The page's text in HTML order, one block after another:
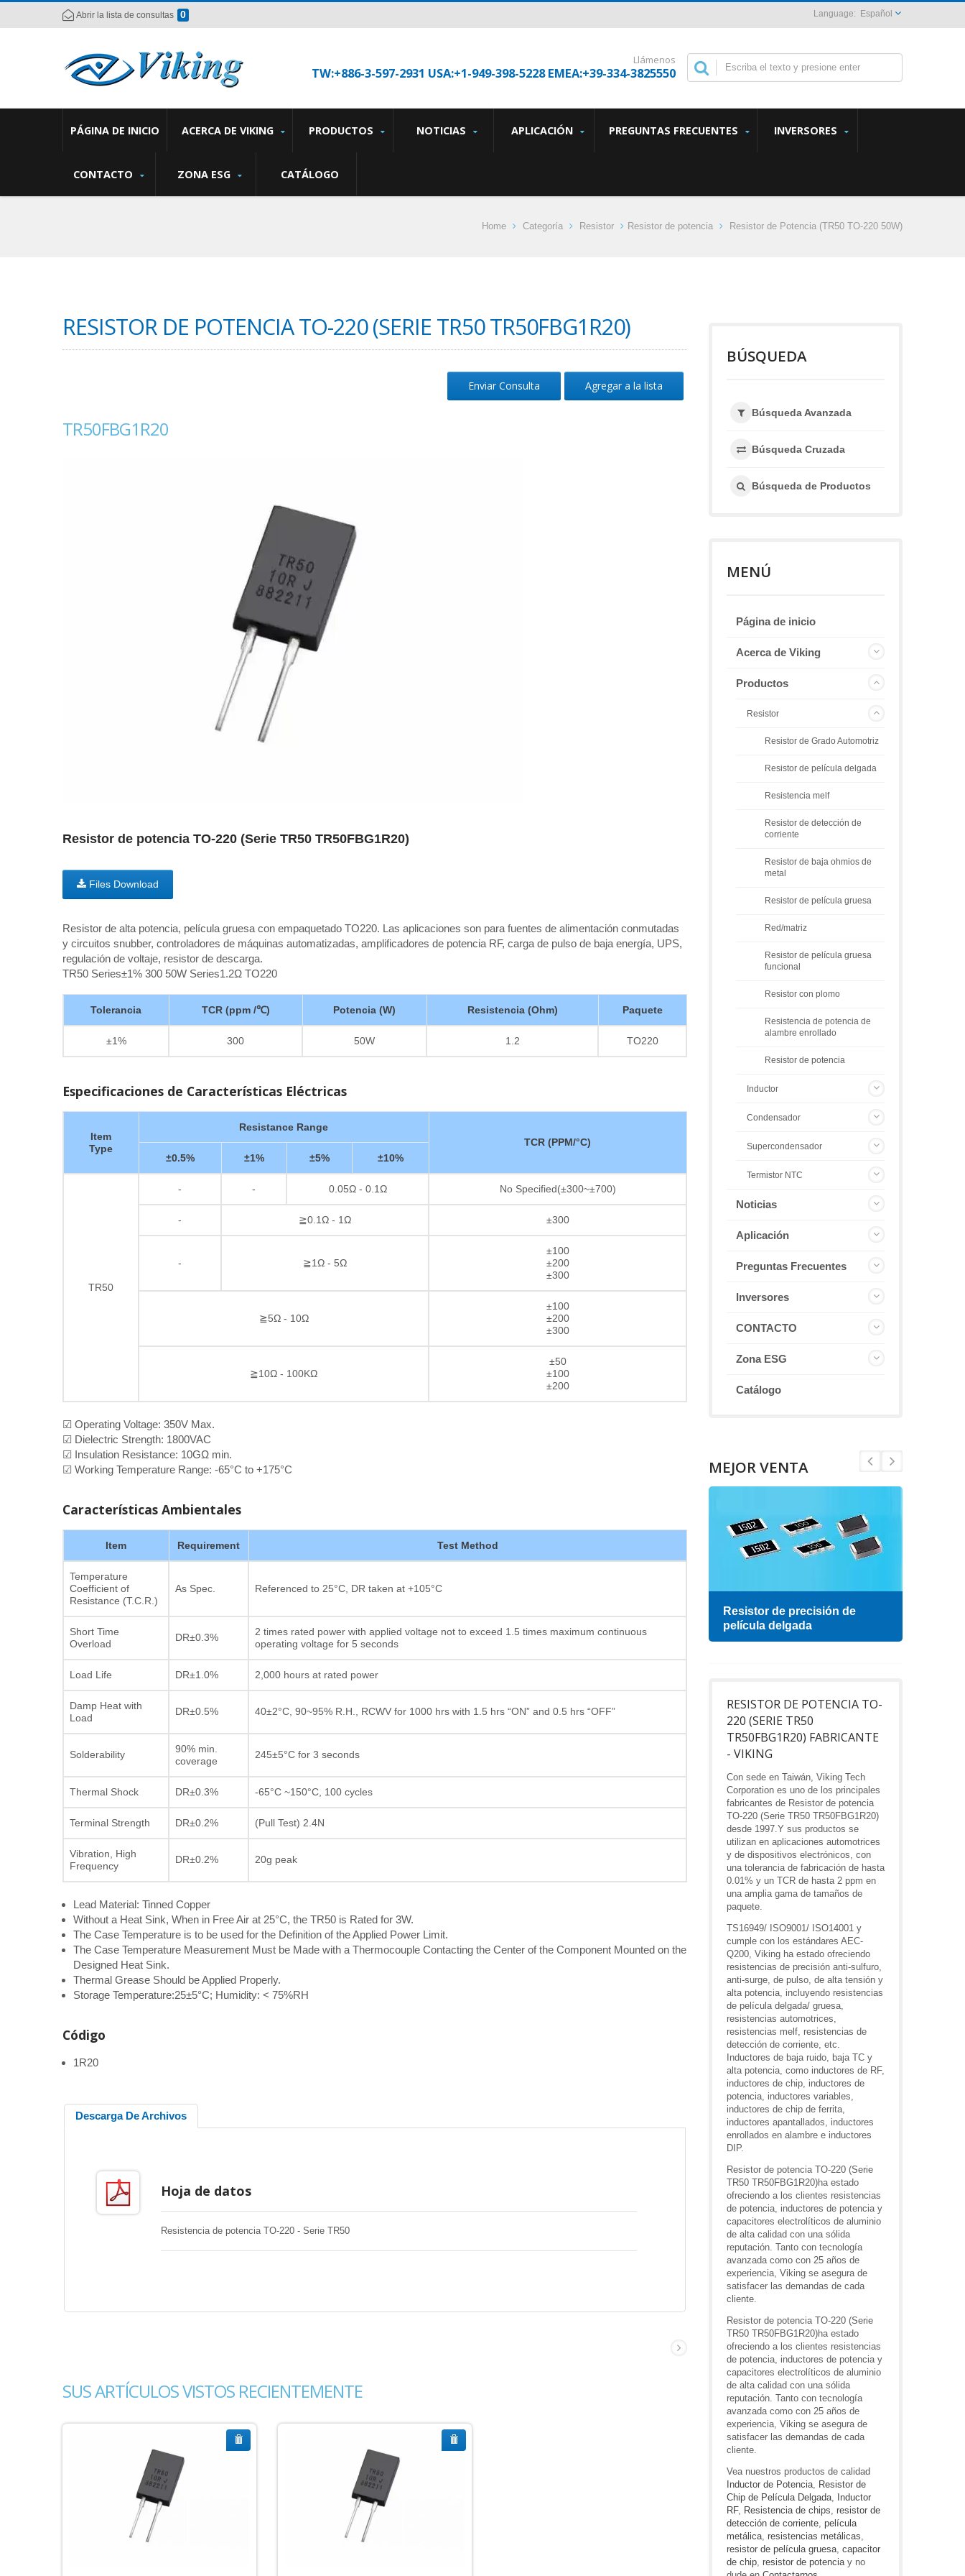
Abrir la lista de consultas 0 Español
Llámenos
TW:+886-3-597-2931 USA:+1-949-398-5228 EMEA:+39-334-3825550
PÁGINA DE INICIO ACERCA DE VIKING PRODUCTOS NOTICIAS APLICACIÓN PREGUNTAS FRECUENTES INVERSORES
CONTACTO ZONA ESG CATÁLOGO
Home Categoría Resistor Resistor de potencia Resistor de Potencia (TR50 TO-220 50W)
RESISTOR DE POTENCIA TO-220 (SERIE TR50 TR50FBG1R20)
Enviar Consulta Agregar a la lista
TR50FBG1R20
Resistor de potencia TO-220 (Serie TR50 TR50FBG1R20)
Files Download
Resistor de alta potencia, película gruesa con empaquetado TO220. Las aplicaciones son para fuentes de alimentación conmutadas
y circuitos snubber, controladores de máquinas automatizadas, amplificadores de potencia RF, carga de pulso de baja energía, UPS,
regulación de voltaje, resistor de descarga.
TR50 Series±1% 300 50W Series1.2Ω TO220
Tolerancia TCR (ppm /℃) Potencia (W) Resistencia (Ohm) Paquete
±1% 300 50W 1.2 TO220
Especificaciones de Características Eléctricas
Item
Type
Resistance Range
TCR (PPM/°C)
±0.5%
±1% ±5% ±10%
TR50
- - 0.05Ω - 0.1Ω No Specified(±300~±700)
- ≧0.1Ω - 1Ω ±300
- ≧1Ω - 5Ω
±100
±200
±300
≧5Ω - 10Ω
±100
±200
±300
≧10Ω - 100KΩ
±50
±100
±200
☑ Operating Voltage: 350V Max.
☑ Dielectric Strength: 1800VAC
☑ Insulation Resistance: 10GΩ min.
☑ Working Temperature Range: -65°C to +175°C
Características Ambientales
Item Requirement Test Method
Temperature
Coefficient of
Resistance (T.C.R.)
As Spec. Referenced to 25°C, DR taken at +105°C
Short Time
Overload
DR±0.3%
2 times rated power with applied voltage not to exceed 1.5 times maximum continuous
operating voltage for 5 seconds
Load Life DR±1.0% 2,000 hours at rated power
Damp Heat with
Load
DR±0.5% 40±2°C, 90~95% R.H., RCWV for 1000 hrs with 1.5 hrs “ON” and 0.5 hrs “OFF”
Solderability
90% min.
coverage
245±5°C for 3 seconds
Thermal Shock DR±0.3% -65°C ~150°C, 100 cycles
Terminal Strength DR±0.2% (Pull Test) 2.4N
Vibration, High
Frequency
DR±0.2% 20g peak
Lead Material: Tinned Copper
Without a Heat Sink, When in Free Air at 25°C, the TR50 is Rated for 3W.
The Case Temperature is to be used for the Definition of the Applied Power Limit.
The Case Temperature Measurement Must be Made with a Thermocouple Contacting the Center of the Component Mounted on the
Designed Heat Sink.
Thermal Grease Should be Applied Properly.
Storage Temperature:25±5°C; Humidity: < 75%RH
Código
1R20
Descarga De Archivos
Hoja de datos
Resistencia de potencia TO-220 - Serie TR50
SUS ARTÍCULOS VISTOS RECIENTEMENTE
BÚSQUEDA
Búsqueda Avanzada
Búsqueda Cruzada
Búsqueda de Productos
MENÚ
Página de inicio
Acerca de Viking
Productos
Resistor
Resistor de Grado Automotriz
Resistor de película delgada
Resistencia melf
Resistor de detección de
corriente
Resistor de baja ohmios de
metal
Resistor de película gruesa
Red/matriz
Resistor de película gruesa
funcional
Resistor con plomo
Resistencia de potencia de
alambre enrollado
Resistor de potencia
Inductor
Condensador
Supercondensador
Termistor NTC
Noticias
Aplicación
Preguntas Frecuentes
Inversores
CONTACTO
Zona ESG
Catálogo
MEJOR VENTA
Resistor de precisión de
película delgada
RESISTOR DE POTENCIA TO-
220 (SERIE TR50
TR50FBG1R20) FABRICANTE
- VIKING
Con sede en Taiwán, Viking Tech
Corporation es uno de los principales
fabricantes de Resistor de potencia
TO-220 (Serie TR50 TR50FBG1R20)
desde 1997.Y sus productos se
utilizan en aplicaciones automotrices
y de dispositivos electrónicos, con
una tolerancia de fabricación de hasta
0.01% y un TCR de hasta 2 ppm en
una amplia gama de tamaños de
paquete.
TS16949/ ISO9001/ ISO14001 y
cumple con los estándares AEC-
Q200, Viking ha estado ofreciendo
resistencias de precisión anti-sulfuro,
anti-surge, de pulso, de alta tensión y
alta potencia, incluyendo resistencias
de película delgada/ gruesa,
resistencias automotrices,
resistencias melf, resistencias de
detección de corriente, etc.
Inductores de baja ruido, baja TC y
alta potencia, como inductores de RF,
inductores de chip, inductores de
potencia, inductores variables,
inductores de chip de ferrita,
inductores apantallados, inductores
enrollados en alambre e inductores
DIP.
Resistor de potencia TO-220 (Serie
TR50 TR50FBG1R20)ha estado
ofreciendo a los clientes resistencias
de potencia, inductores de potencia y
capacitores electrolíticos de aluminio
de alta calidad con una sólida
reputación. Tanto con tecnología
avanzada como con 25 años de
experiencia, Viking se asegura de
satisfacer las demandas de cada
cliente.
Resistor de potencia TO-220 (Serie
TR50 TR50FBG1R20)ha estado
ofreciendo a los clientes resistencias
de potencia, inductores de potencia y
capacitores electrolíticos de aluminio
de alta calidad con una sólida
reputación. Tanto con tecnología
avanzada como con 25 años de
experiencia, Viking se asegura de
satisfacer las demandas de cada
cliente.
Vea nuestros productos de calidad
Inductor de Potencia, Resistor de
Chip de Película Delgada,
Inductor
RF, Resistencia de chips, resistor de
detección de corriente, película
metálica, resistencias metálicas,
resistor de película gruesa, capacitor
de chip, resistor de potenciay no